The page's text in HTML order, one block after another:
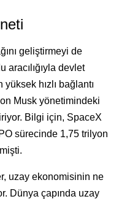
geliştirmeyi de
aracılığıyla devlet
hızlı bağlantı
Musk yönetimindeki
Bilgi için, SpaceX
sürecinde 1,75 trilyon
uzay ekonomisinin ne
Dünya çapında uzay